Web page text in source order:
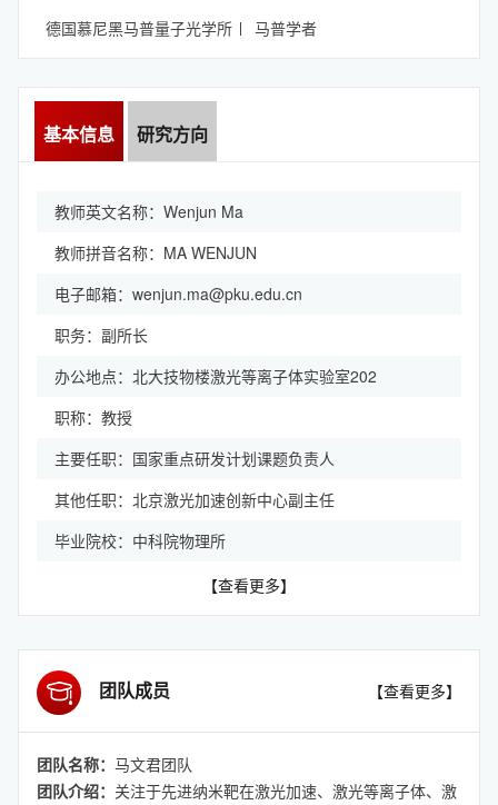
德国慕尼黑马普量子光学所 马普学者
基本信息 研究方向
【查看更多】
教师英文名称：Wenjun Ma
教师拼音名称：MA WENJUN
电子邮箱： wenjun.ma@pku.edu.cn
职务：副所长
办公地点：北大技物楼激光等离子体实验室202
职称：教授
主要任职：国家重点研发计划课题负责人
其他任职：北京激光加速创新中心副主任
毕业院校：中科院物理所
团队成员 【查看更多】
团队名称： 马文君团队
团队介绍： 关注于先进纳米靶在激光加速、激光等离子体、激